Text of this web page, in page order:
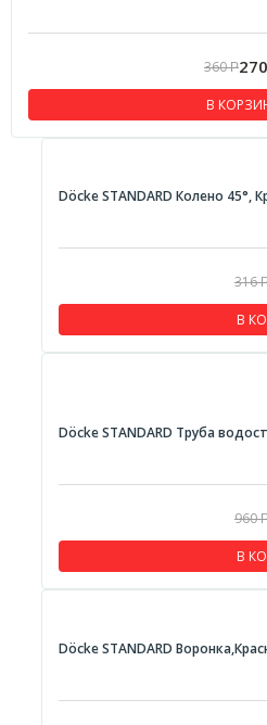
360Р270
В
Döcke STANDARD Колено 45°,
316
В
Döcke STANDARD Труба
960
В
Döcke STANDARD